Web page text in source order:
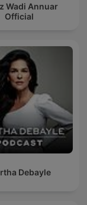
Wadi Annuar
Official
Debayle